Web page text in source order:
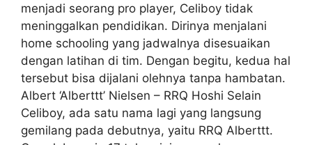
menjadi seorang pro player, Celiboy tidak
meninggalkan pendidikan. Dirinya menjalani
home schooling yang jadwalnya disesuaikan
dengan latihan di tim. Dengan begitu, kedua hal
tersebut bisa dijalani olehnya tanpa hambatan.
Albert ‘Alberttt’ Nielsen – RRQ Hoshi Selain
Celiboy, ada satu nama lagi yang langsung
gemilang pada debutnya, yaitu RRQ Alberttt.